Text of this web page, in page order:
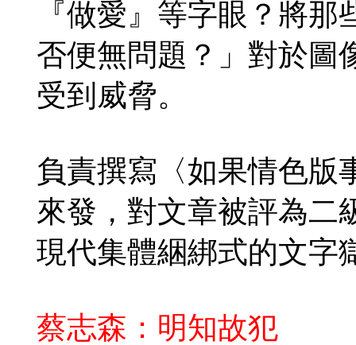
『做愛』等字眼？將
否便無問題？」對於圖
受到威脅。
負責撰寫〈如果情色版
來發，對文章被評為二
現代集體綑綁式的文字
蔡志森：明知故犯